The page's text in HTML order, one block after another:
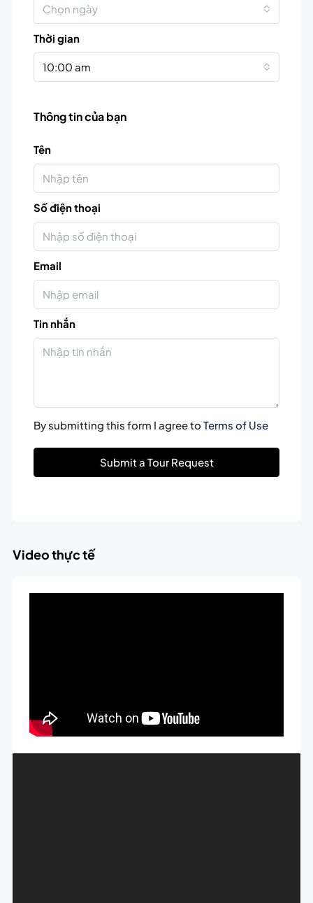
Chọn ngày
Thời gian
10:00 am
Thông tin của bạn
Tên
Số điện thoại
Email
Tin nhắn
By submitting this form I agree to Terms of Use
Submit a Tour Request
Video thực tế